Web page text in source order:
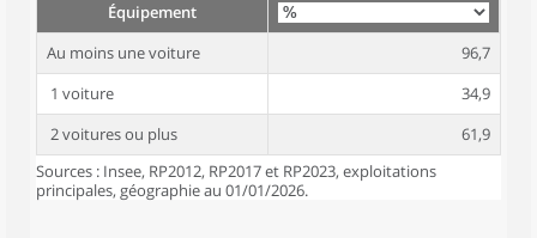
Équipement
Au moins une voiture
96,7
1 voiture
34,9
2 voitures ou plus
61,9
Sources : Insee, RP2012, RP2017 et RP2023, exploitations
principales, géographie au 01/01/2026.